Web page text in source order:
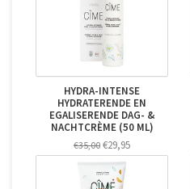
HYDRA-INTENSE
HYDRATERENDE EN
EGALISERENDE DAG- &
NACHTCRÈME (50 ML)
€35,00 €29,95